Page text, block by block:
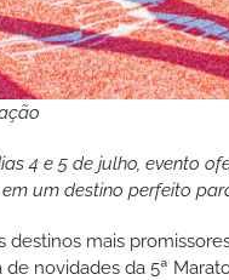
4 e 5 de julho, evento
um destino perfeito
mais
novidades da 5ª